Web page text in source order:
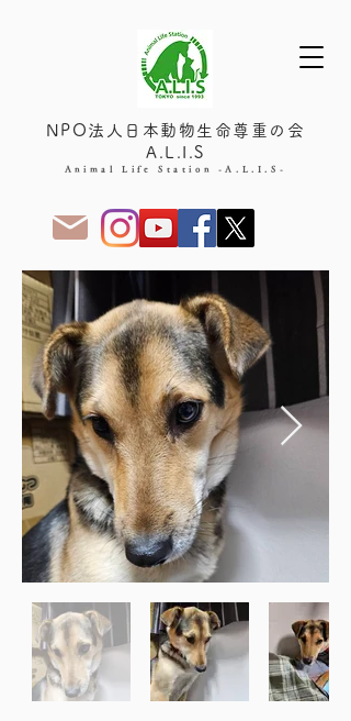
NPO法人日本動物生命尊重の会
A.L.I.S
Animal Life Station -A.L.I.S-